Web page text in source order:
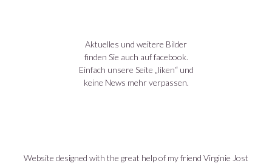
Aktuelles und weitere Bilder
finden Sie auch auf facebook.
Einfach unsere Seite „liken“ und
keine News mehr verpassen.
Website designed with the great help of my friend Virginie Jost